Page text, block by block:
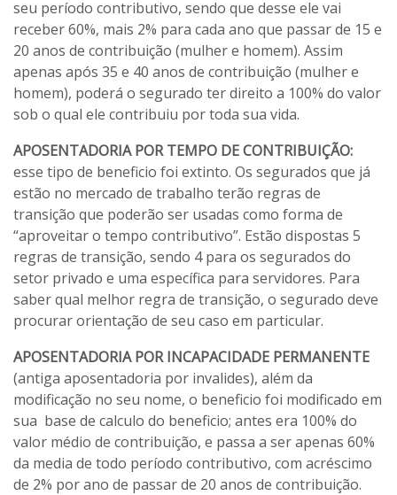
seu período contributivo, sendo que desse ele vai
receber 60%, mais 2% para cada ano que passar de 15 e
20 anos de contribuição (mulher e homem). Assim
apenas após 35 e 40 anos de contribuição (mulher e
homem), poderá o segurado ter direito a 100% do valor
sob o qual ele contribuiu por toda sua vida.
APOSENTADORIA POR TEMPO DE CONTRIBUIÇÃO:
esse tipo de beneficio foi extinto. Os segurados que já
estão no mercado de trabalho terão regras de
transição que poderão ser usadas como forma de
“aproveitar o tempo contributivo”. Estão dispostas 5
regras de transição, sendo 4 para os segurados do
setor privado e uma específica para servidores. Para
saber qual melhor regra de transição, o segurado deve
procurar orientação de seu caso em particular.
APOSENTADORIA POR INCAPACIDADE PERMANENTE
(antiga aposentadoria por invalides), além da
modificação no seu nome, o beneficio foi modificado em
sua base de calculo do beneficio; antes era 100% do
valor médio de contribuição, e passa a ser apenas 60%
da media de todo período contributivo, com acréscimo
de 2% por ano de passar de 20 anos de contribuição.